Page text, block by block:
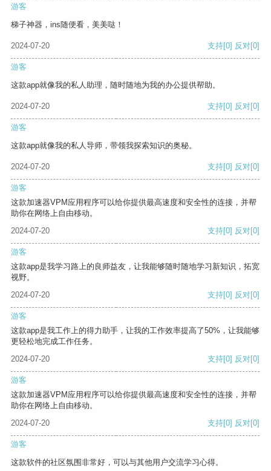
游客
梯子神器，ins随便看，美美哒！
2024-07-20 支持[0] 反对[0]
游客
这款app就像我的私人助理，随时随地为我的办公提供帮助。
2024-07-20 支持[0] 反对[0]
游客
这款app就像我的私人导师，带领我探索知识的奥秘。
2024-07-20 支持[0] 反对[0]
游客
这款加速器VPM应用程序可以给你提供最高速度和安全性的连接，并帮
助你在网络上自由移动。
2024-07-20
支持[0] 反对[0]
游客
这款app是我学习路上的良师益友，让我能够随时随地学习新知识，拓宽
视野。
2024-07-20
支持[0] 反对[0]
游客
这款app是我工作上的得力助手，让我的工作效率提高了50%，让我能够
更轻松地完成工作任务。
2024-07-20
支持[0] 反对[0]
游客
这款加速器VPM应用程序可以给你提供最高速度和安全性的连接，并帮
助你在网络上自由移动。
2024-07-20
支持[0] 反对[0]
游客
这款软件的社区氛围非常好，可以与其他用户交流学习心得。